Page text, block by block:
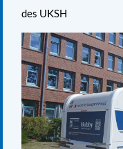
des UKSH